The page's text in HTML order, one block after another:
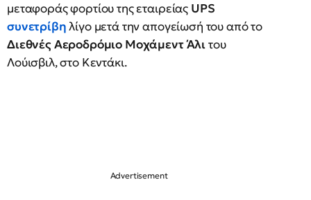
μεταφοράς φορτίου της εταιρείας UPS
συνετρίβηλίγο μετά την απογείωσή του από το
Διεθνές Αεροδρόμιο Μοχάμεντ Άλιτου
Λούισβιλ, στο Κεντάκι.